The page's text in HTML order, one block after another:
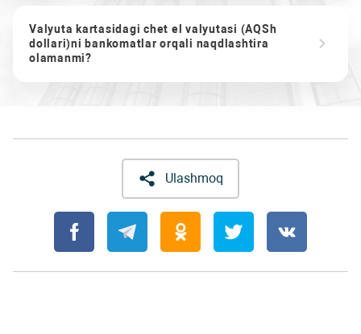
Valyuta kartasidagi chet el valyutasi (AQSh
dollari)ni bankomatlar orqali naqdlashtira
olamanmi?
Ulashmoq